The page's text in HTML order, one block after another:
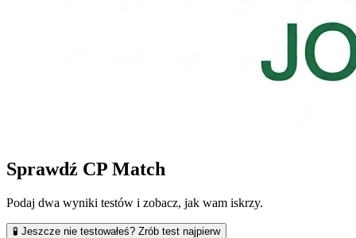
Sprawdź CP Match
Podaj dwa wyniki testów i zobacz, jak wam iskrzy.
🧪 Jeszcze nie testowałeś? Zrób test najpierw